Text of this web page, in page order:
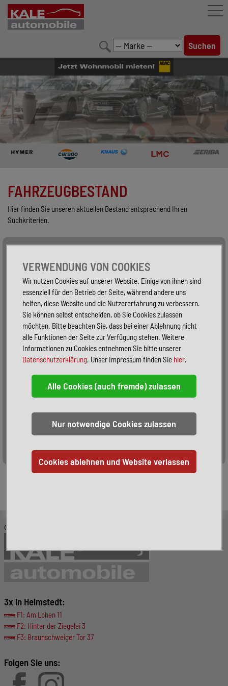
FAHRZEUGBESTAND
LEISTUNGEN
KONFIGURATOR
MARKENWELT
UNTERNEHMEN
FAHRZEUGBESTAND
Hier finden Sie unseren aktuellen Bestand entsprechend Ihren
Suchkriterien.
Alle Fahrzeuge
Sortieren:
© KALE-Automobile GmbH
3x in Helmstedt:
F1: Am Lohen 11
F2: Hinter der Ziegelei 3
F3: Braunschweiger Tor 37
Folgen Sie uns:
VERWENDUNG VON COOKIES
Wir nutzen Cookies auf unserer Website. Einige von ihnen sind
essenziell für den Betrieb der Seite, während andere uns
helfen, diese Website und die Nutzererfahrung zu verbessern.
Sie können selbst entscheiden, ob Sie Cookies zulassen
möchten. Bitte beachten Sie, dass bei einer Ablehnung nicht
alle Funktionen der Seite zur Verfügung stehen. Weitere
Informationen zu Cookies entnehmen Sie bitte unserer
Datenschutzerklärung. Unser Impressum finden Sie hier.